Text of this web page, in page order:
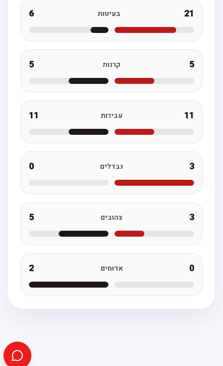
21 בעיטות
קרנות
11 עבירות 11
נבדלים
צהובים
אדומים